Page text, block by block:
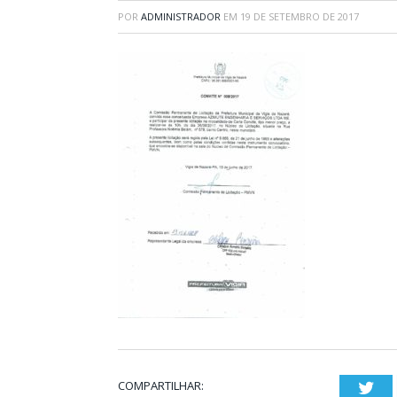
POR ADMINISTRADOR EM 19 DE SETEMBRO DE 2017
COMPARTILHAR: